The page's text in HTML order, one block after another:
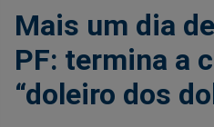
Mais um dia
PF: termina a
“doleiro dos